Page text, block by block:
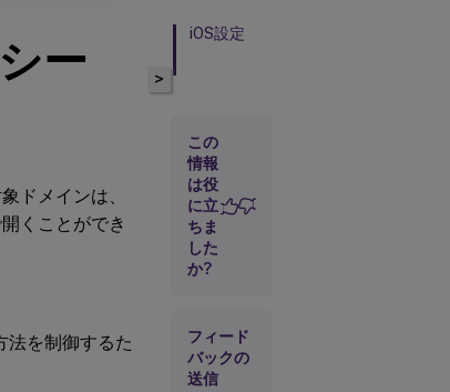
ー
ドメインは、
くことができ
法を制御するた
>
iOS設定
この
情報
は役
に立
ちま
した
か?
フィード
バックの
送信